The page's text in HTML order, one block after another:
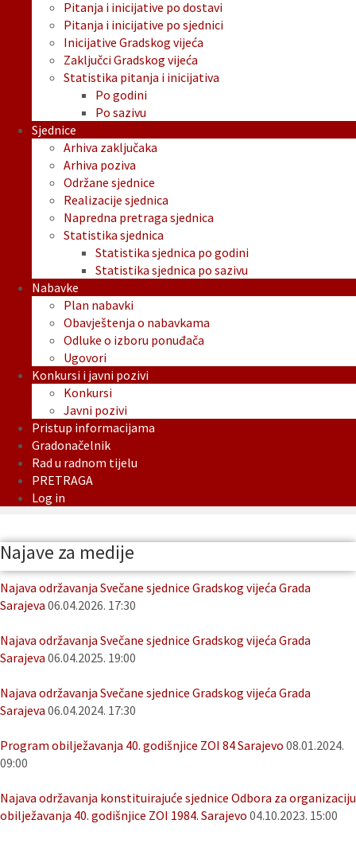
Pitanja i inicijative po dostavi
Pitanja i inicijative po sjednici
Inicijative Gradskog vijeća
Zaključci Gradskog vijeća
Statistika pitanja i inicijativa
Po godini
Po sazivu
Sjednice
Arhiva zaključaka
Arhiva poziva
Održane sjednice
Realizacije sjednica
Napredna pretraga sjednica
Statistika sjednica
Statistika sjednica po godini
Statistika sjednica po sazivu
Nabavke
Plan nabavki
Obavještenja o nabavkama
Odluke o izboru ponuđača
Ugovori
Konkursi i javni pozivi
Konkursi
Javni pozivi
Pristup informacijama
Gradonačelnik
Rad u radnom tijelu
PRETRAGA
Log in
Najave za medije
Najava održavanja Svečane sjednice Gradskog vijeća Grada
Sarajeva 06.04.2026. 17:30
Najava održavanja Svečane sjednice Gradskog vijeća Grada
Sarajeva 06.04.2025. 19:00
Najava održavanja Svečane sjednice Gradskog vijeća Grada
Sarajeva 06.04.2024. 17:30
Program obilježavanja 40. godišnjice ZOI 84 Sarajevo 08.01.2024.
09:00
Najava održavanja konstituirajuće sjednice Odbora za organizaciju
obilježavanja 40. godišnjice ZOI 1984. Sarajevo 04.10.2023. 15:00